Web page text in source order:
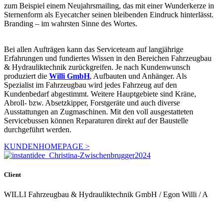
zum Beispiel einem Neujahrsmailing, das mit einer Wunderkerze in
Sternenform als Eyecatcher seinen bleibenden Eindruck hinterlässt.
Branding – im wahrsten Sinne des Wortes.
Bei allen Aufträgen kann das Serviceteam auf langjährige
Erfahrungen und fundiertes Wissen in den Bereichen Fahrzeugbau
& Hydrauliktechnik zurückgreifen. Je nach Kundenwunsch
produziert die Willi GmbH, Aufbauten und Anhänger. Als
Spezialist im Fahrzeugbau wird jedes Fahrzeug auf den
Kundenbedarf abgestimmt. Weitere Hauptgebiete sind Kräne,
Abroll- bzw. Absetzkipper, Forstgeräte und auch diverse
Ausstattungen an Zugmaschinen. Mit den voll ausgestatteten
Servicebussen können Reparaturen direkt auf der Baustelle
durchgeführt werden.
KUNDENHOMEPAGE >
Client
WILLI Fahrzeugbau & Hydrauliktechnik GmbH / Egon Willi / A